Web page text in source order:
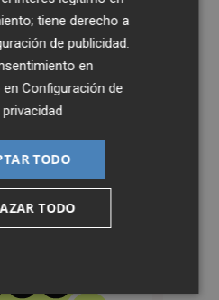
tiene derecho a
de publicidad.
en
enConfiguración de
TODO
TODO